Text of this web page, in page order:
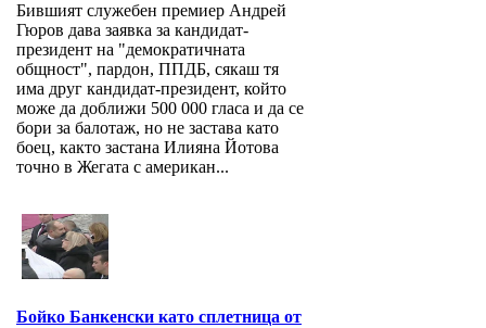
Бившият служебен премиер Андрей
Гюров дава заявка за кандидат-
президент на "демократичната
общност", пардон, ППДБ, сякаш тя
има друг кандидат-президент, който
може да доближи 500 000 гласа и да се
бори за балотаж, но не застава като
боец, както застана Илияна Йотова
точно в Жегата с американ...
Бойко Банкенски като сплетница от